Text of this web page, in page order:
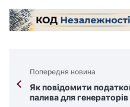
Попередня новина
Як повідомити
палива для генераторів